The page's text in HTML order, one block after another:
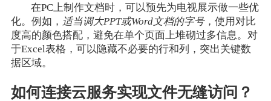
在PC上制作文档时，可以预先为电视展示做一些优
化。例如， 适当调大PPT或Word文档的字号，使用对比
度高的颜色搭配，避免在单个页面上堆砌过多信息。对
于Excel表格，可以隐藏不必要的行和列，突出关键数
据区域。
如何连接云服务实现文件无缝访问？